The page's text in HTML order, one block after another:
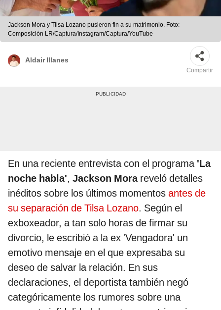
Jackson Mora y Tilsa Lozano pusieron fin a su matrimonio. Foto:
Composición LR/Captura/Instagram/Captura/YouTube
Aldair Illanes
Compartir
En una reciente entrevista con el programa 'La
noche habla', Jackson Morareveló detalles
inéditos sobre los últimos momentos antes de
su separación de Tilsa Lozano. Según el
exboxeador, a tan solo horas de firmar su
divorcio, le escribió a la ex 'Vengadora' un
emotivo mensaje en el que expresaba su
deseo de salvar la relación. En sus
declaraciones, el deportista también negó
categóricamente los rumores sobre una